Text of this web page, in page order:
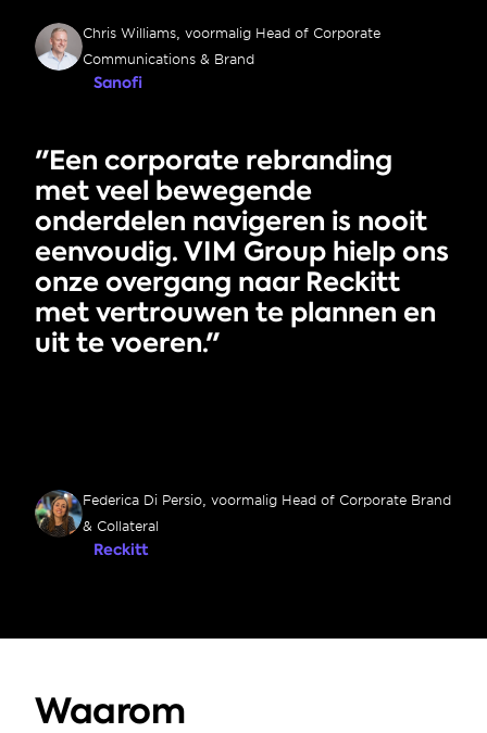
Chris Williams, voormalig Head of Corporate
Communications & Brand
Sanofi
"Een corporate rebranding
met veel bewegende
onderdelen navigeren is nooit
eenvoudig. VIM Group hielp ons
onze overgang naar Reckitt
met vertrouwen te plannen en
uit te voeren."
Federica Di Persio, voormalig Head of Corporate Brand
& Collateral
Reckitt
Waarom